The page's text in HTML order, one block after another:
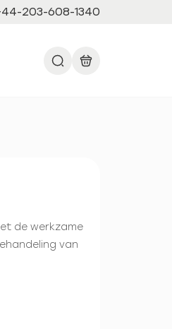
203-608-1340
de werkzame
van